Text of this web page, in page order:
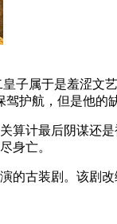
子属于是羞涩
护航，但是他的
计最后阴谋还
身亡。
的古装剧。该剧